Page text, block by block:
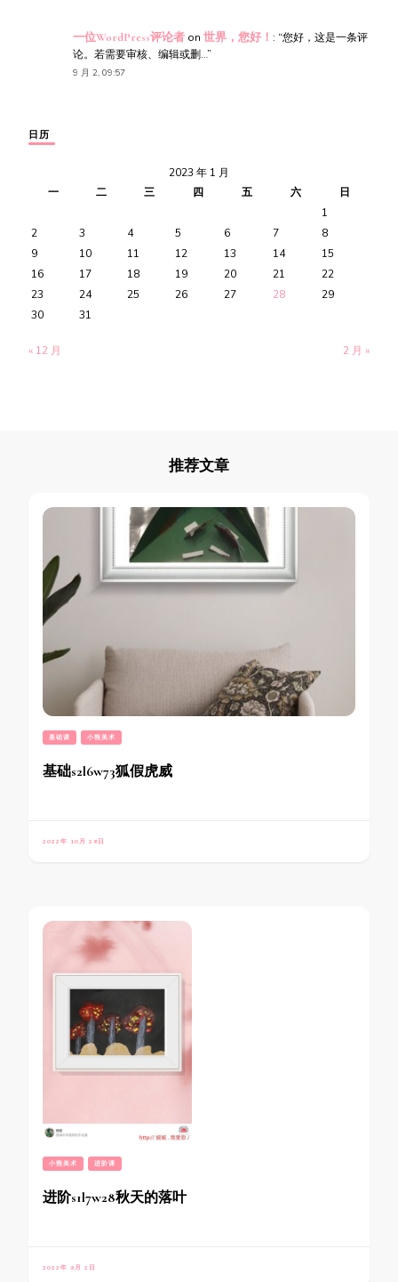
一位WordPress评论者 on 世界，您好！ : “您好，这是一条评
论。若需要审核、编辑或删…”
9 月 2, 09:57
日历
2023 年 1 月
一
二 三 四 五 六
日
1
2
3 4 5 6 7
8
9
10 11 12 13 14
15
16
17 18 19 20 21
22
23
24 25 26 27 28
29
30
31
« 12 月 2 月 »
推荐文章
基础课 小熊美术
基础s2l6w73狐假虎威
2022年 10月 28日
小熊美术 进阶课
进阶s1l7w28秋天的落叶
2022年 9月 2日